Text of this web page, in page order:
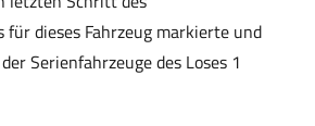
für dieses Fahrzeug markierte und
Serienfahrzeuge des Loses 1